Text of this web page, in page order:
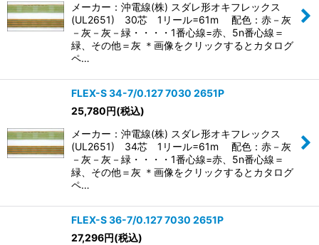
メーカー：沖電線(株) スダレ形オキフレックス
(UL2651) 30芯 1リール=61m 配色：赤－灰
－灰－灰－緑・・・・1番心線=赤、5n番心線＝
緑、その他＝灰 ＊画像をクリックするとカタログ
ペ…
FLEX-S 34-7/0.127 7030 2651P
25,780円(税込)
メーカー：沖電線(株) スダレ形オキフレックス
(UL2651) 34芯 1リール=61m 配色：赤－灰
－灰－灰－緑・・・・1番心線=赤、5n番心線＝
緑、その他＝灰 ＊画像をクリックするとカタログ
ペ…
FLEX-S 36-7/0.127 7030 2651P
27,296円(税込)